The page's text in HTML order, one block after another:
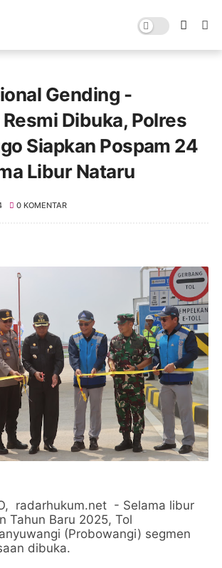
Gending -
Dibuka, Polres
Siapkan Pospam 24
Libur Nataru
0 KOMENTAR
radarhukum.net - Selama libur
Tahun Baru 2025, Tol
(Probowangi) segmen
dibuka.